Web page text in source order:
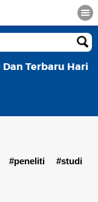
Terbaru Hari
#peneliti #studi